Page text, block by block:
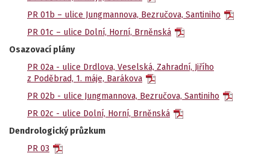
PR 01b – ulice Jungmannova, Bezručova, Santiniho
PR 01c – ulice Dolní, Horní, Brněnská
Osazovací plány
PR 02a - ulice Drdlova, Veselská, Zahradní, Jiřího
z Poděbrad, 1. máje, Barákova
PR 02b - ulice Jungmannova, Bezručova, Santiniho
PR 02c - ulice Dolní, Horní, Brněnská
Dendrologický průzkum
PR 03